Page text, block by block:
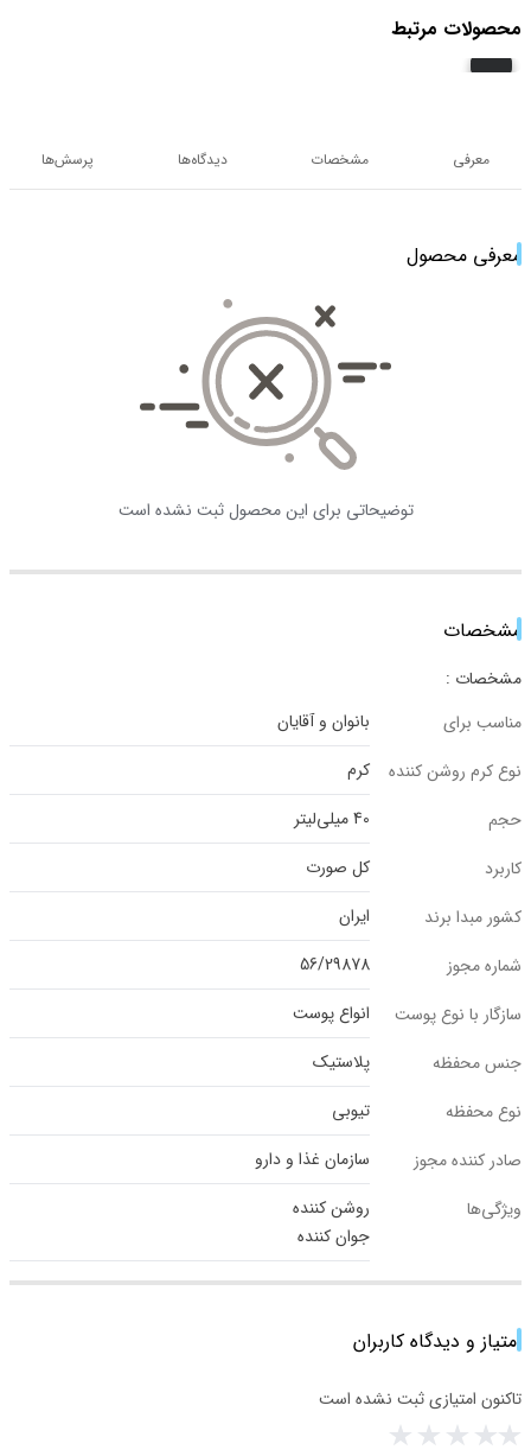
محصولات مرتبط
معرفی مشخصات دیدگاه‌ها پرسش‌ها
معرفی محصول
توضیحاتی برای این محصول ثبت نشده است
مشخصات
مشخصات :
مناسب برای
بانوان و آقایان
نوع کرم روشن کننده
کرم
حجم
40 میلی‌لیتر
کاربرد
کل صورت
کشور مبدا برند
ایران
شماره مجوز
56/29878
سازگار با نوع پوست
انواع پوست
جنس محفظه
پلاستیک
نوع محفظه
تیوبی
صادر کننده مجوز
سازمان غذا و دارو
ویژگی‌ها
روشن کننده
جوان کننده
امتیاز و دیدگاه کاربران
تاکنون امتیازی ثبت نشده است